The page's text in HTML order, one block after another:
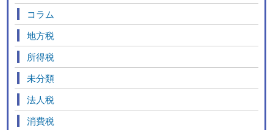
コラム
地方税
所得税
未分類
法人税
消費税